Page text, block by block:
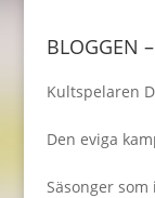
BLOGGEN
Kultspelaren
Den eviga
Säsonger